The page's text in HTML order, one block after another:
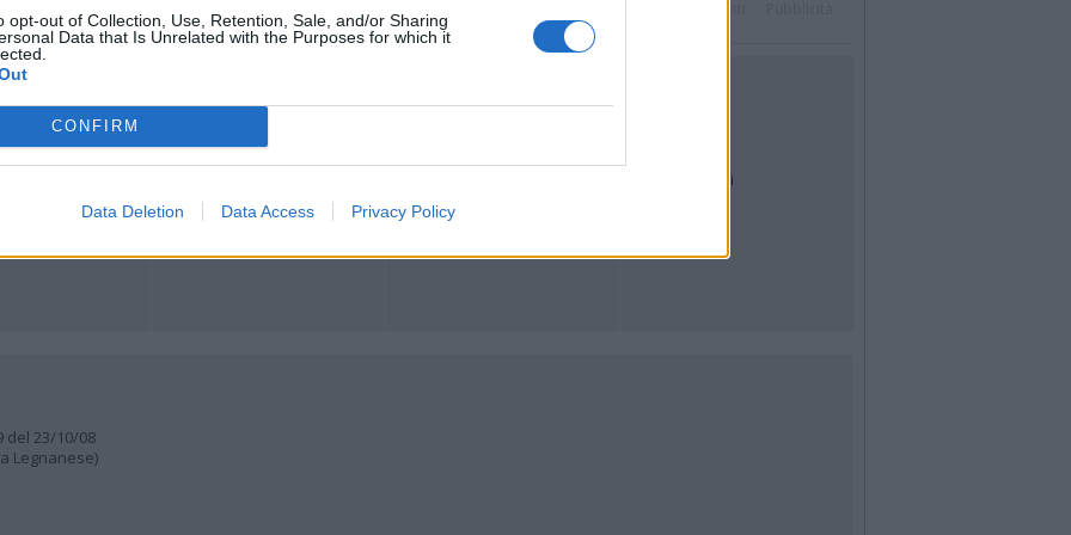
opt-out of Collection, Use, Retention, Sale, and/or Sharing
Data that Is Unrelated with the Purposes for which it
CONFIRM
Data Deletion Data Access Privacy Policy
Web TV
Auguri
Articoli più letti
del 23/10/08
Legnanese)